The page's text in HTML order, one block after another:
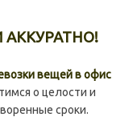
вещей в офис
о целости и
сроки.